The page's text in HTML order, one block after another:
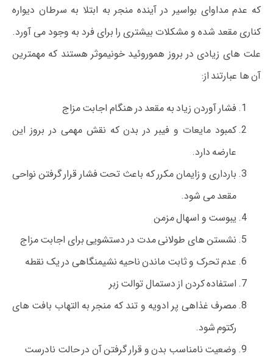
که عدم مداوای بواسیر در آینده منجر به ابتلا به سرطان دیواره
کناری مقعد شده و مشکلات بیشتری را برای فرد به وجود می آورد.
علت های زیادی در بروز هموروئید خونیموثر هستند که مهمترین
آن ها عبارتند از:
فشار آوردن زیاد به مقعد در هنگام اجابت مزاج
کمبود مایعات و فیبر در بدن که نقش مهمی در بروز این
عارضه دارد.
بارداری و زایمان مکرر که باعث تحت فشار قرار گرفتن نواحی
مقعد می شود.
یبوست و اسهال مزمن
نشستن های طولانی مدت در دستشویی برای اجابت مزاج
عدم تحرک و ثابت ماندن ناحیه نشیمنگاهی در یک نقطه
استفاده کردن از دستمال توالت زبر
مصرف غذاهی پر ادویه و تند که منجر به التهاب بافت های
رکتوم شود.
وضعیت نامناسب بدن و قرار گرفتن آن در حالت نادرست